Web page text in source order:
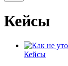
Кейсы
Кейсы